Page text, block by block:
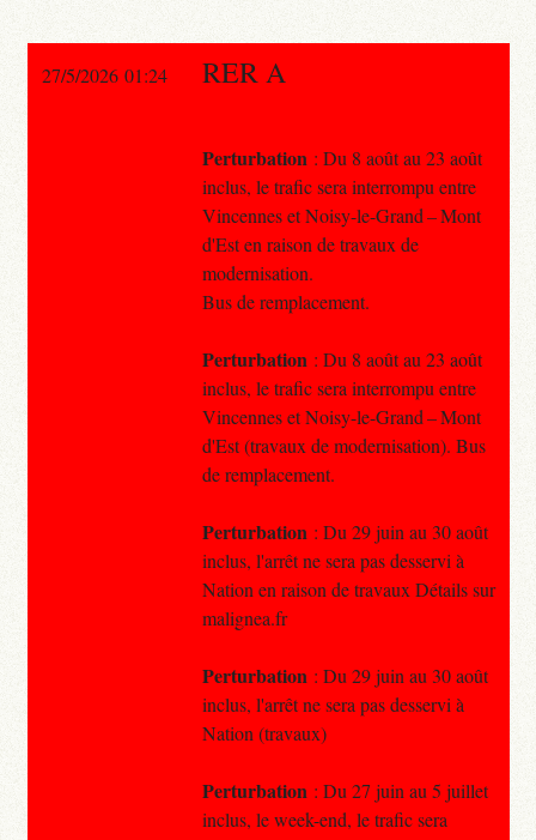
27/5/2026 01:24 RER A
Perturbation : Du 8 août au 23 août
inclus, le trafic sera interrompu entre
Vincennes et Noisy-le-Grand – Mont
d'Est en raison de travaux de
modernisation.
Bus de remplacement.
Perturbation : Du 8 août au 23 août
inclus, le trafic sera interrompu entre
Vincennes et Noisy-le-Grand – Mont
d'Est (travaux de modernisation). Bus
de remplacement.
Perturbation : Du 29 juin au 30 août
inclus, l'arrêt ne sera pas desservi à
Nation en raison de travaux Détails sur
malignea.fr
Perturbation : Du 29 juin au 30 août
inclus, l'arrêt ne sera pas desservi à
Nation (travaux)
Perturbation : Du 27 juin au 5 juillet
inclus, le week-end, le trafic sera